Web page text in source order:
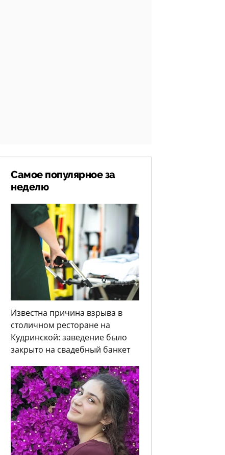
Самое популярное за
неделю
Известна причина взрыва в
столичном ресторане на
Кудринской: заведение было
закрыто на свадебный банкет